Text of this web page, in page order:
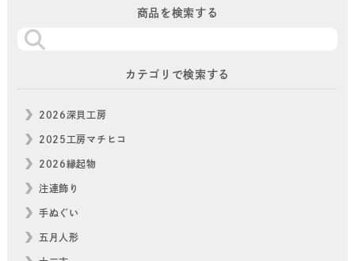
商品を検索する
カテゴリで検索する
2026深貝工房
2025工房マチヒコ
2026縁起物
注連飾り
手ぬぐい
五月人形